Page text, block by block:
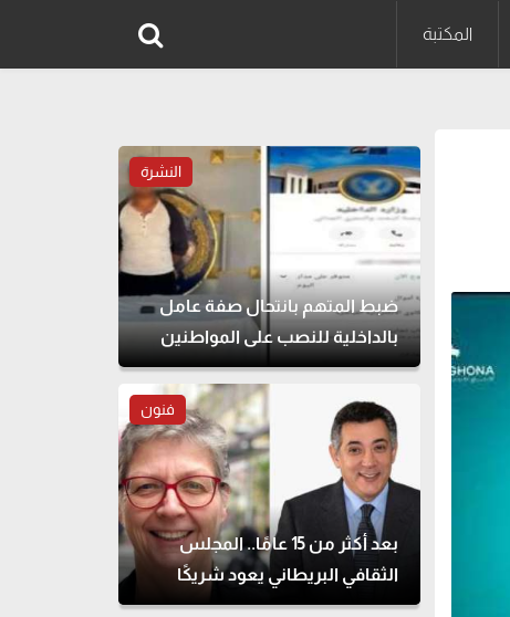
المكتبة
النشرة
ضبط المتهم بانتحال صفة عامل
بالداخلية للنصب على المواطنين
فنون
بعد أكثر من 15 عامًا.. المجلس
الثقافي البريطاني يعود شريكًا
لمهرجان القاهرة للمسرح التجريبي